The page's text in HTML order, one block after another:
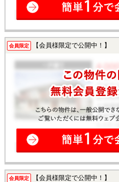
会員限定 【会員様限定で公開中！】
会員限定 【会員様限定で公開中！】